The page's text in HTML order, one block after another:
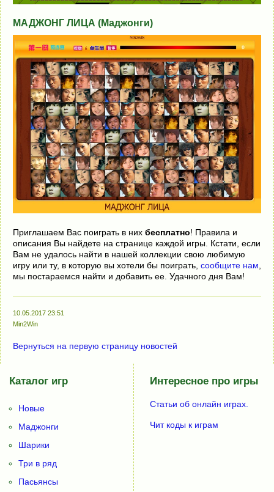
МАДЖОНГ ЛИЦА (Маджонги)
Приглашаем Вас поиграть в них бесплатно! Правила и
описания Вы найдете на странице каждой игры. Кстати, если
Вам не удалось найти в нашей коллекции свою любимую
игру или ту, в которую вы хотели бы поиграть, сообщите нам
мы постараемся найти и добавить ее. Удачного дня Вам!
10.05.2017 23:51
Min2Win
Вернуться на первую страницу новостей
Каталог игр
Новые
Маджонги
Шарики
Три в ряд
Пасьянсы
Интересное про игры
Статьи об онлайн играх.
Чит коды к играм